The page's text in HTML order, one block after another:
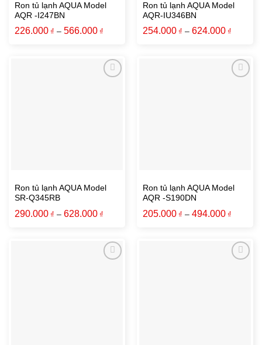
Ron tủ lạnh AQUA Model
AQR -I247BN
226.000 ₫ – 566.000 ₫
Ron tủ lạnh AQUA Model
AQR-IU346BN
254.000 ₫ – 624.000 ₫
Ron tủ lạnh AQUA Model
SR-Q345RB
290.000 ₫ – 628.000 ₫
Ron tủ lạnh AQUA Model
AQR -S190DN
205.000 ₫ – 494.000 ₫